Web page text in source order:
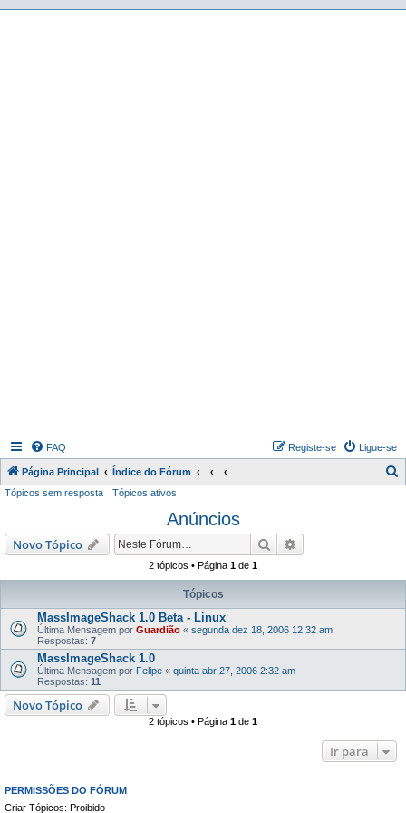
FAQ Ligue-se
Registe-se
Página Principal Índice do Fórum
i
Tópicos sem resposta Tópicos ativos
Anúncios
Novo Tópico Pesquisar
2 tópicos • Página 1 de 1
Tópicos
MassImageShack 1.0 Beta - Linux
Última Mensagem por Guardião « segunda dez 18, 2006 12:32 am
Respostas: 7
MassImageShack 1.0
Última Mensagem por Felipe « quinta abr 27, 2006 2:32 am
Respostas: 11
Novo Tópico
2 tópicos • Página 1 de 1
Ir para
PERMISSÕES DO FÓRUM
Criar Tópicos: Proibido